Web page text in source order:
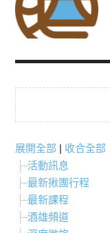
展開全部 | 收合全部
活動訊息
最新揪團行程
最新課程
酒雄頻道